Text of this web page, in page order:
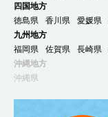
四国地方
徳島県
香川県 愛媛県
九州地方
福岡県
佐賀県 長崎県
沖縄地方
沖縄県